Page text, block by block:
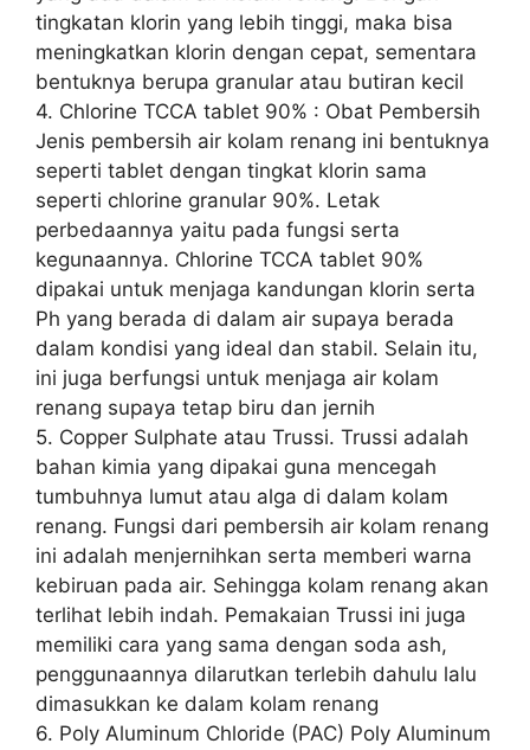
tingkatan klorin yang lebih tinggi, maka bisa
meningkatkan klorin dengan cepat, sementara
bentuknya berupa granular atau butiran kecil
4. Chlorine TCCA tablet 90% : Obat Pembersih
Jenis pembersih air kolam renang ini bentuknya
seperti tablet dengan tingkat klorin sama
seperti chlorine granular 90%. Letak
perbedaannya yaitu pada fungsi serta
kegunaannya. Chlorine TCCA tablet 90%
dipakai untuk menjaga kandungan klorin serta
Ph yang berada di dalam air supaya berada
dalam kondisi yang ideal dan stabil. Selain itu,
ini juga berfungsi untuk menjaga air kolam
renang supaya tetap biru dan jernih
5. Copper Sulphate atau Trussi. Trussi adalah
bahan kimia yang dipakai guna mencegah
tumbuhnya lumut atau alga di dalam kolam
renang. Fungsi dari pembersih air kolam renang
ini adalah menjernihkan serta memberi warna
kebiruan pada air. Sehingga kolam renang akan
terlihat lebih indah. Pemakaian Trussi ini juga
memiliki cara yang sama dengan soda ash,
penggunaannya dilarutkan terlebih dahulu lalu
dimasukkan ke dalam kolam renang
6. Poly Aluminum Chloride (PAC) Poly Aluminum